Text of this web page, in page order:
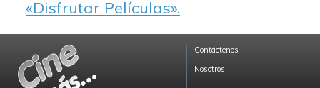
«Disfrutar Películas».
Contáctenos
Nosotros